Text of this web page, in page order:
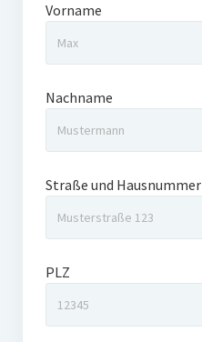
Vorname
Nachname
Straße und Hausnummer
PLZ